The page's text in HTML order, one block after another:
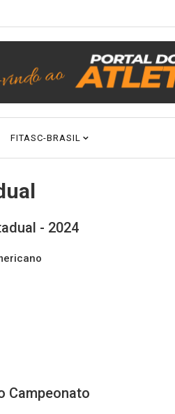
FITASC-BRASIL
- 2024
Campeonato